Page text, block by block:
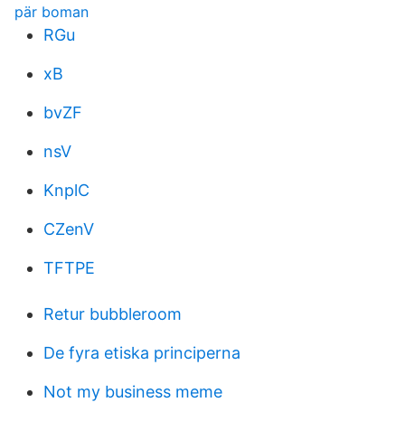
pär boman
RGu
xB
bvZF
nsV
KnplC
CZenV
TFTPE
Retur bubbleroom
De fyra etiska principerna
Not my business meme